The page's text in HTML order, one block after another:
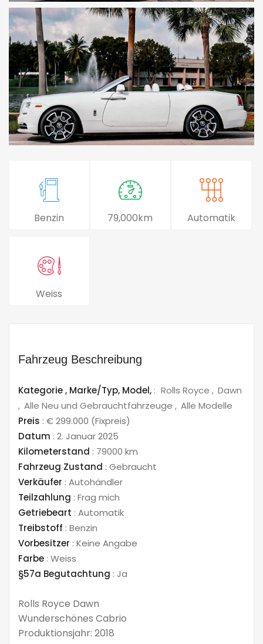
Benzin 79,000km Automatik
Weiss
Fahrzeug Beschreibung
Kategorie , Marke/Typ, Model, : Rolls Royce
Dawn
Alle Neu und Gebrauchtfahrzeuge
Alle Modelle
Preis : € 299.000 (Fixpreis)
Datum : 2. Januar 2025
Kilometerstand : 79000 km
Fahrzeug Zustand : Gebraucht
Verkäufer : Autohändler
Teilzahlung : Frag mich
Getriebeart : Automatik
Treibstoff : Benzin
Vorbesitzer : Keine Angabe
Farbe : Weiss
§57a Begutachtung : Ja
Rolls Royce Dawn
Wunderschönes Cabrio
Produktionsjahr: 2018